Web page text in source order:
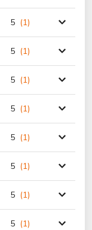
5 (1)
5 (1)
5 (1)
5 (1)
5 (1)
5 (1)
5 (1)
5 (1)